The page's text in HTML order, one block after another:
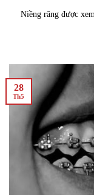
Niềng răng được
28
Th5